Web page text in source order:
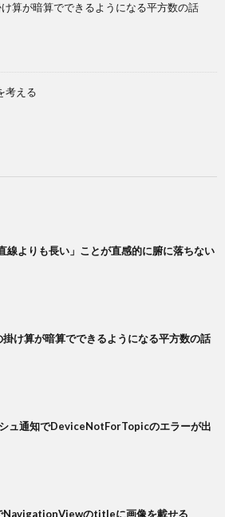
算が暗算でできるようになる平方数の話
考える
線よりも長い」ことが直感的に腑に落ちない
掛け算が暗算でできるようになる平方数の話
ュ通知でDeviceNotForTopicのエラーが出
のtitleに画像を載せる